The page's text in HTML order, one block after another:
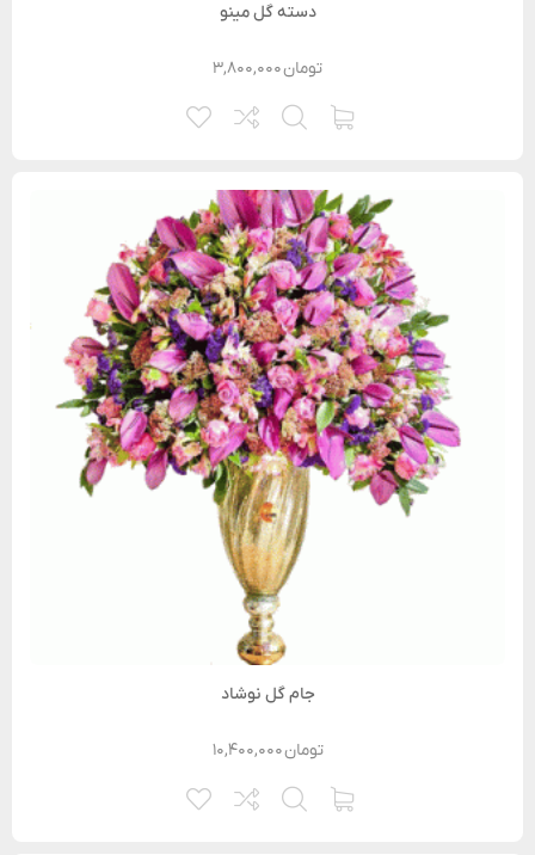
دسته گل مینو
۳,۸۰۰,۰۰۰تومان
جام گل نوشاد
۱۰,۴۰۰,۰۰۰تومان